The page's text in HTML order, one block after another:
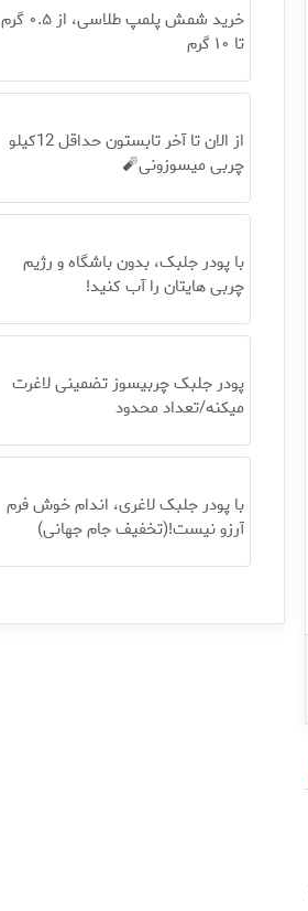
خرید شمش پلمپ طلاسی، از ۰.۵ گرم
تا ۱۰ گرم
از الان تا آخر تابستون حداقل 12کیلو
چربی میسوزونی🧨
با پودر جلبک، بدون باشگاه و رژیم
چربی هایتان را آب کنید!
پودر جلبک چربیسوز تضمینی لاغرت
میکنه/تعداد محدود
با پودر جلبک لاغری، اندام خوش فرم
آرزو نیست!(تخفیف جام جهانی)